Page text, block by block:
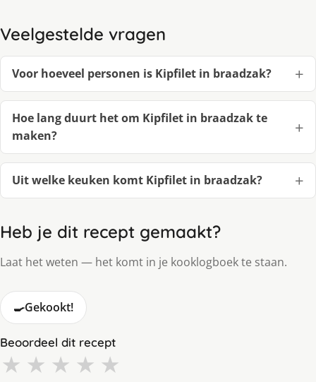
Veelgestelde vragen
Voor hoeveel personen is Kipfilet in braadzak?
Hoe lang duurt het om Kipfilet in braadzak te
maken?
Uit welke keuken komt Kipfilet in braadzak?
Heb je dit recept gemaakt?
Laat het weten — het komt in je kooklogboek te staan.
🍳Gekookt!
Beoordeel dit recept
★ ★ ★ ★ ★